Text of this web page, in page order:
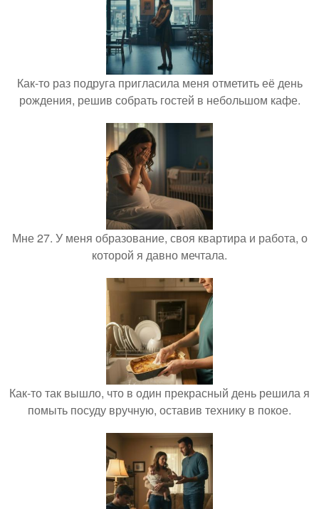
Как-то раз подруга пригласила меня отметить её день
рождения, решив собрать гостей в небольшом кафе.
Мне 27. У меня образование, своя квартира и работа, о
которой я давно мечтала.
Как-то так вышло, что в один прекрасный день решила я
помыть посуду вручную, оставив технику в покое.